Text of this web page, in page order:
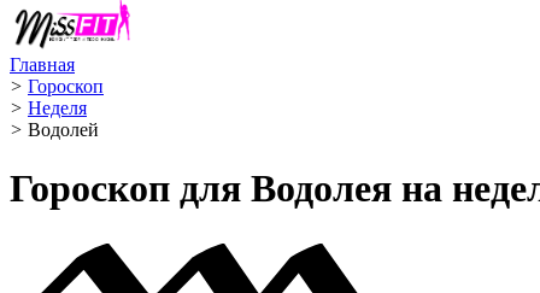
Главная
> Гороскоп
> Неделя
> Водолей ️
Гороскоп для Водолея на